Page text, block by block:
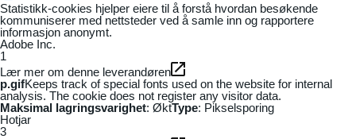
Statistikk-cookies hjelper eiere til å forstå hvordan besøkende
kommuniserer med nettsteder ved å samle inn og rapportere
informasjon anonymt.
Adobe Inc.
1
Lær mer om denne leverandøren
p.gifKeeps track of special fonts used on the website for internal
analysis. The cookie does not register any visitor data.
Maksimal lagringsvarighet: ØktType: Pikselsporing
Hotjar
3